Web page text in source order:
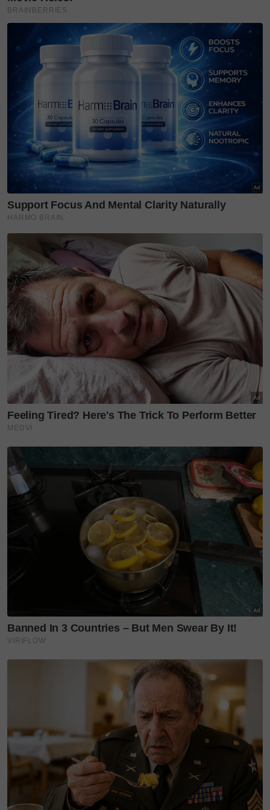
baharu berkenaan juga teruja apabila enam pilihan
hidangan pembuka selera cukup menyelerakan.
Artikel Berkaitan:
Rasai makanan autentik negara matahari terbit,
Genki Sushi peroleh sijil halal, tawar menu
baharu. Wajib cuba!
Syoknya makan malam romantis atas bumbung
hotel mewah! Bonus panorama bandaraya Shah
Alam jadi tarikan
Miang kham goreng memang rare, ini lima
inovasi masakan autentik Thailand wajib cuba
jika berlibur di Suria KLCC
AntaranyaOpen Face Chicken Tamale, Queso
Corn Stacks, Shrimp Stuffed Jalapeño Poppers
Fridays™ Tostada Nachos